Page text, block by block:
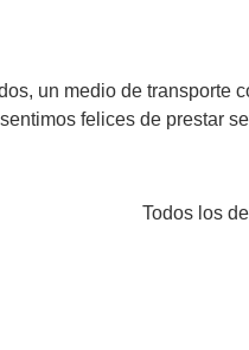
un medio de transporte
felices de prestar
Todos los